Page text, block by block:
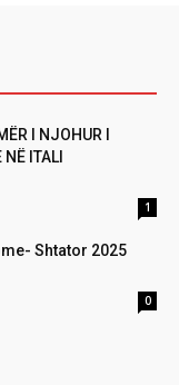
I NJOHUR I
ITALI
1
Shtator 2025
0